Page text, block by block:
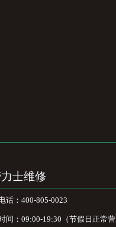
士维修
话：400-805-0023
间：09:00-19:30（节假日正常营